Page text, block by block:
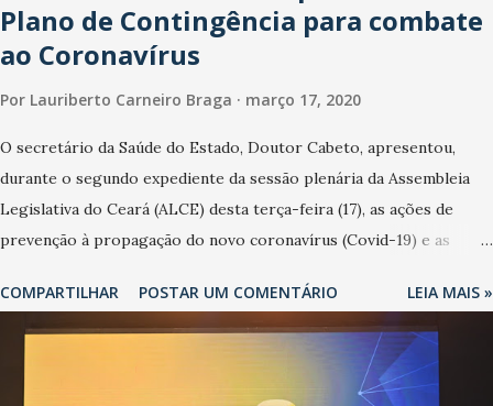
Plano de Contingência para combate
ao Coronavírus
Por Lauriberto Carneiro Braga março 17, 2020
O secretário da Saúde do Estado, Doutor Cabeto, apresentou,
durante o segundo expediente da sessão plenária da Assembleia
Legislativa do Ceará (ALCE) desta terça-feira (17), as ações de
prevenção à propagação do novo coronavírus (Covid-19) e as
da pandemia e atendimento aos enfermos. O secretário informou
que o Estado tem desenvolvido um plano de contingência pautado
em formas de reconhecimento da população suspeita e de
cuidados com os ambientes públicos e domiciliares. “Nós não
COMPARTILHAR POSTAR UM COMENTÁRIO LEIA MAIS »